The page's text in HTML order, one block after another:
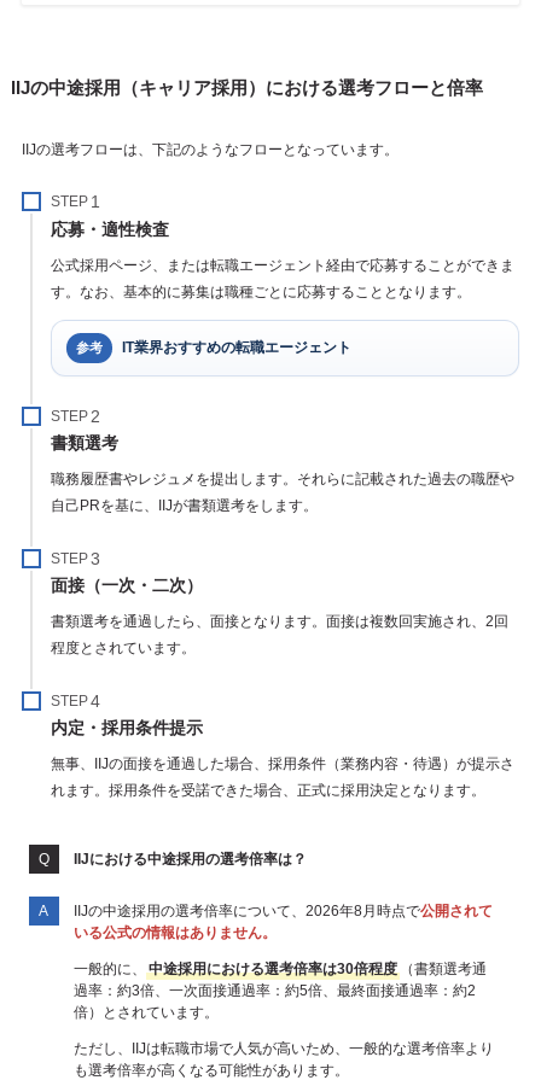
IIJの中途採用（キャリア採用）における選考フローと倍率
IIJの選考フローは、下記のようなフローとなっています。
STEP
応募・適性検査
公式採用ページ、または転職エージェント経由で応募することができま
す。なお、基本的に募集は職種ごとに応募することとなります。
参考 IT業界おすすめの転職エージェント
STEP
書類選考
職務履歴書やレジュメを提出します。それらに記載された過去の職歴や
自己PRを基に、IIJが書類選考をします。
STEP
面接（一次・二次）
書類選考を通過したら、面接となります。面接は複数回実施され、2回
程度とされています。
STEP
内定・採用条件提示
無事、IIJの面接を通過した場合、採用条件（業務内容・待遇）が提示さ
れます。採用条件を受諾できた場合、正式に採用決定となります。
IIJにおける中途採用の選考倍率は？
IIJの中途採用の選考倍率について、2026年8月時点で公開されて
いる公式の情報はありません。
一般的に、 中途採用における選考倍率は30倍程度（書類選考通
過率：約3倍、一次面接通過率：約5倍、最終面接通過率：約2
倍）とされています。
ただし、IIJは転職市場で人気が高いため、一般的な選考倍率より
も選考倍率が高くなる可能性があります。